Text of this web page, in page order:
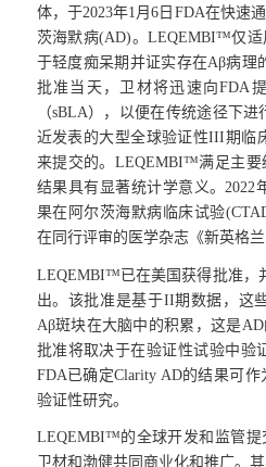
体，于2023年1月6日FDA在快速
茨海默病(AD)。LEQEMBI™仅适
于轻度痴呆期并证实存在Aβ病
批准当天，卫材将迅速向FDA
（sBLA），以便在传统途径下
近发表的大型全球验证性III期临
来提交的。LEQEMBI™满足主要
结果具有显著统计学意义。2022
果在阿尔茨海默病临床试验
在同行评审的医学杂志《新英格兰
LEQEMBI™已在美国获得批准，
出。该批准是基于II期数据，这
Aβ斑块在大脑中的积累，这是
批准将取决于在验证性试验中验
FDA已确定Clarity AD的结果可作
验证性研究。
LEQEMBI™的全球开发和监管提
卫材和渤健共同商业化和推广。